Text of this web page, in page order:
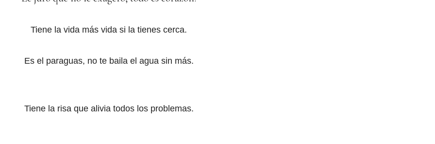
Tiene la vida más vida si la tienes cerca.
Es el paraguas, no te baila el agua sin más.
Tiene la risa que alivia todos los problemas.